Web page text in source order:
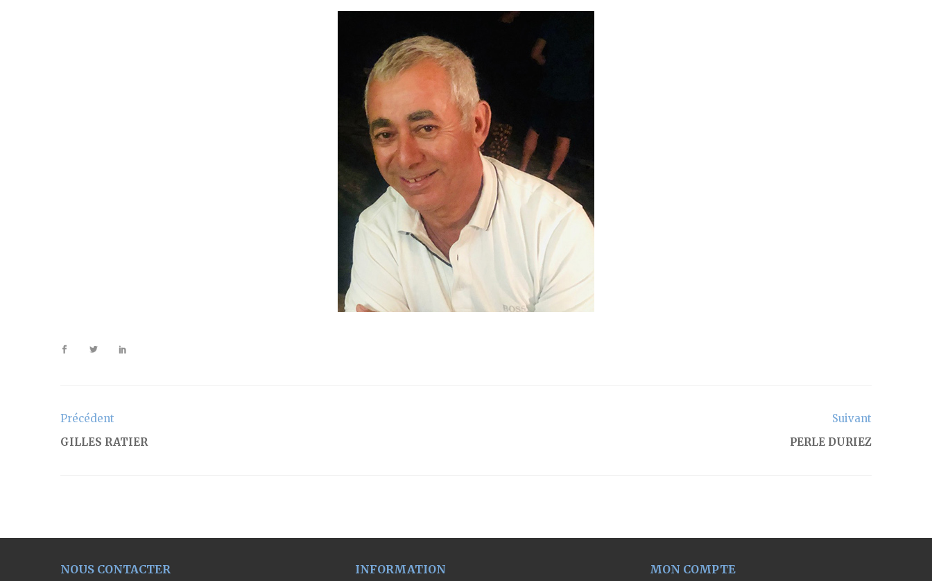
Précédent
GILLES RATIER
Suivant
PERLE DURIEZ
NOUS CONTACTER INFORMATION MON COMPTE